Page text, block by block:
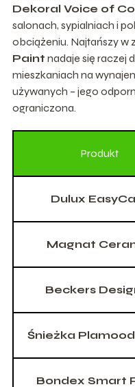
Dekoral Voice of
salonach, sypialniach i
obciążeniu. Najtańszy w
Paint nadaje się raczej
mieszkaniach na
używanych – jego
ograniczona.
Produkt
Dulux
Magnat
Beckers
Śnieżka
Bondex Smart